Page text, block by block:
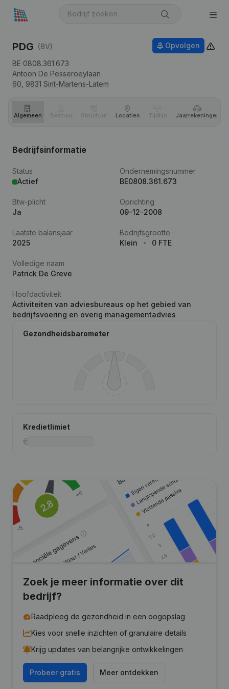
PDG (BV)
BE 0808.361.673
Antoon De Pesseroeylaan
60, 9831 Sint-Martens-Latem
Opvolgen
Algemeen Bestuur Structuur Locaties Tijdlijn Jaar­rekeningen
Bedrijfsinformatie
Status
Actief
Ondernemingsnummer
BE0808.361.673
Btw-plicht
Ja
Oprichting
09-12-2008
Laatste balansjaar
2025
Bedrijfsgrootte
Klein
0 FTE
Volledige naam
Patrick De Greve
Hoofdactiviteit
Activiteiten van adviesbureaus op het gebied van
bedrijfsvoering en overig managementadvies
Gezondheidsbarometer
Kredietlimiet
Zoek je meer informatie over dit
bedrijf?
Raadpleeg de gezondheid in een oogopslag
Kies voor snelle inzichten of granulaire details
Krijg updates van belangrijke ontwikkelingen
Probeer gratis Meer ontdekken